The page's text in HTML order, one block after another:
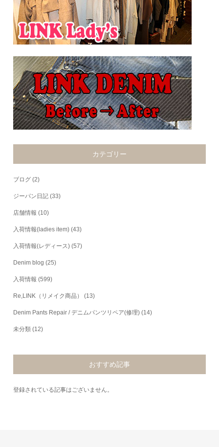
カテゴリー
ブログ (2)
ジーパン日記 (33)
店舗情報 (10)
入荷情報(ladies item) (43)
入荷情報(レディース) (57)
Denim blog (25)
入荷情報 (599)
Re,LINK（リメイク商品） (13)
Denim Pants Repair / デニムパンツリペア(修理) (14)
未分類 (12)
おすすめ記事
登録されている記事はございません。